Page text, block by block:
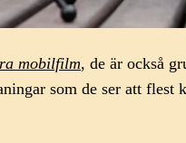
mobilfilm, de är också
som de ser att flest